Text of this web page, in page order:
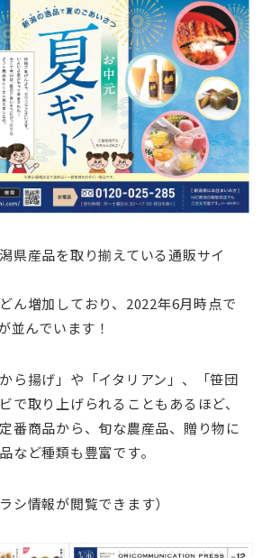
県産品を取り揃えている通販サイ
ん増加しており、2022年6月時点で
並んでいます！
ら揚げ」や「イタリアン」、「笹団
で取り上げられることもあるほど、
番商品から、旬な農産品、贈り物に
など種類も豊富です。
シ情報が閲覧できます）